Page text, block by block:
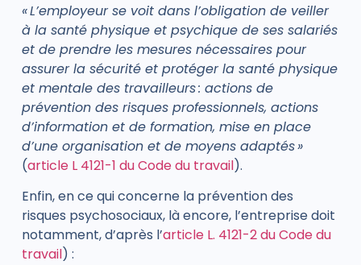
« L’employeur se voit dans l’obligation de veiller
à la santé physique et psychique de ses salariés
et de prendre les mesures nécessaires pour
assurer la sécurité et protéger la santé physique
et mentale des travailleurs : actions de
prévention des risques professionnels, actions
d’information et de formation, mise en place
d’une organisation et de moyens adaptés »
(article L 4121-1 du Code du travail).
Enfin, en ce qui concerne la prévention des
risques psychosociaux, là encore, l’entreprise doit
notamment, d’après l’article L. 4121-2 du Code du
travail) :